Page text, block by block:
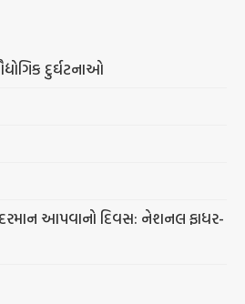
દુર્ઘટનાઓ
આપવાનો દિવસ: નેશનલ ફાધર-